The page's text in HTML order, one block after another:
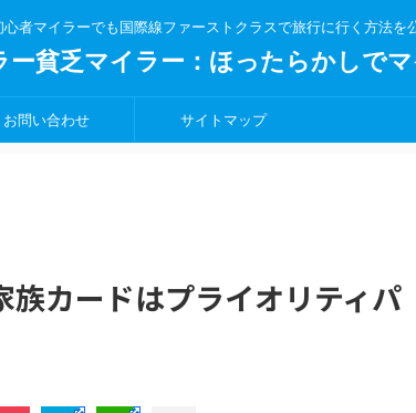
心者マイラーでも国際線ファーストクラスで旅行に行く方法を
ー貧乏マイラー：ほったらかしで
お問い合わせ サイトマップ
カードはプライオリティパ